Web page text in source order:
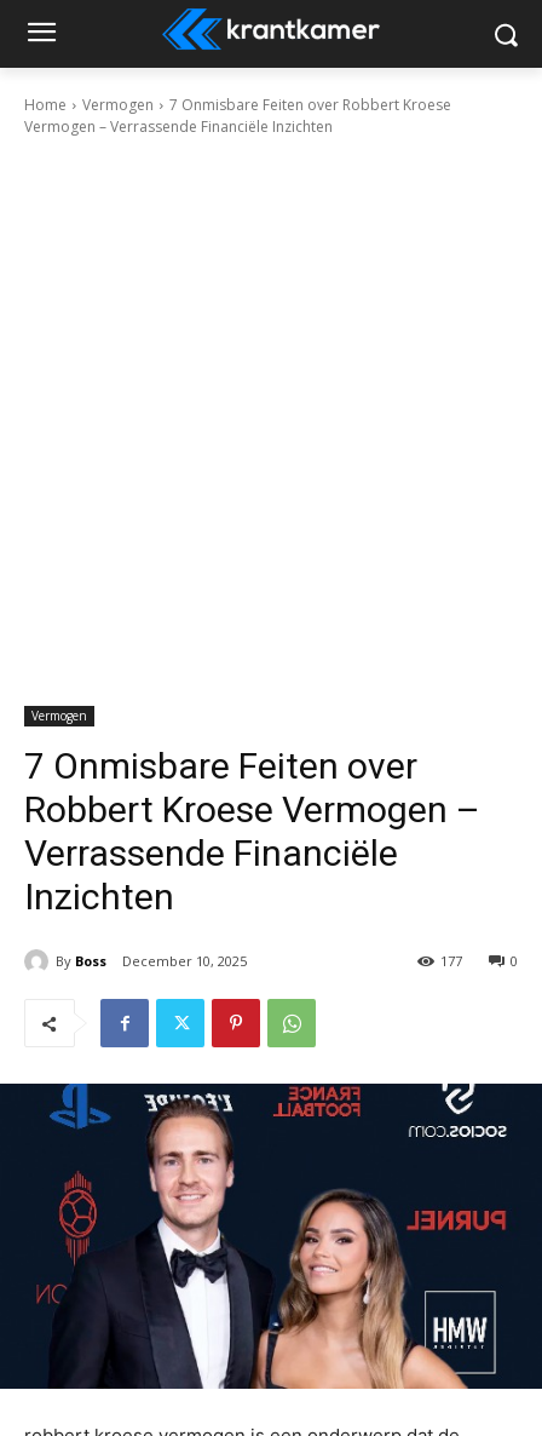
Home Vermogen
7 Onmisbare Feiten over Robbert Kroese
Vermogen – Verrassende Financiële Inzichten
Vermogen
7 Onmisbare Feiten over
Robbert Kroese Vermogen –
Verrassende Financiële
Inzichten
By Boss December 10, 2025 0
177